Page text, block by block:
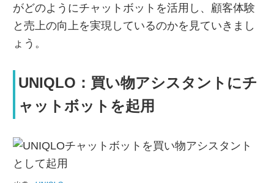
がどのようにチャットボットを活用し、顧客体験
と売上の向上を実現しているのかを見ていきまし
ょう。
UNIQLO：買い物アシスタントにチ
ャットボットを起用